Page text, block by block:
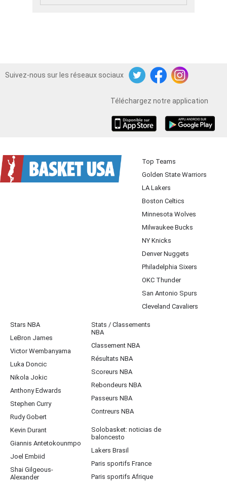
Suivez-nous sur les réseaux sociaux
TwitterFacebookInstagram
Téléchargez notre application
Top Teams
Golden State Warriors
LA Lakers
Boston Celtics
Minnesota Wolves
Milwaukee Bucks
NY Knicks
Denver Nuggets
Philadelphia Sixers
OKC Thunder
San Antonio Spurs
Cleveland Cavaliers
Stars NBA
LeBron James
Victor Wembanyama
Luka Doncic
Nikola Jokic
Anthony Edwards
Stephen Curry
Rudy Gobert
Kevin Durant
Giannis Antetokounmpo
Joel Embiid
Shai Gilgeous-
Alexander
Stats / Classements
NBA
Classement NBA
Résultats NBA
Scoreurs NBA
Rebondeurs NBA
Passeurs NBA
Contreurs NBA
Solobasket: noticias de
baloncesto
Lakers Brasil
Paris sportifs France
Paris sportifs Afrique